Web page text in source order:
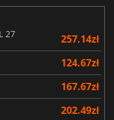
27
257.14zł
124.67zł
167.67zł
202.49zł